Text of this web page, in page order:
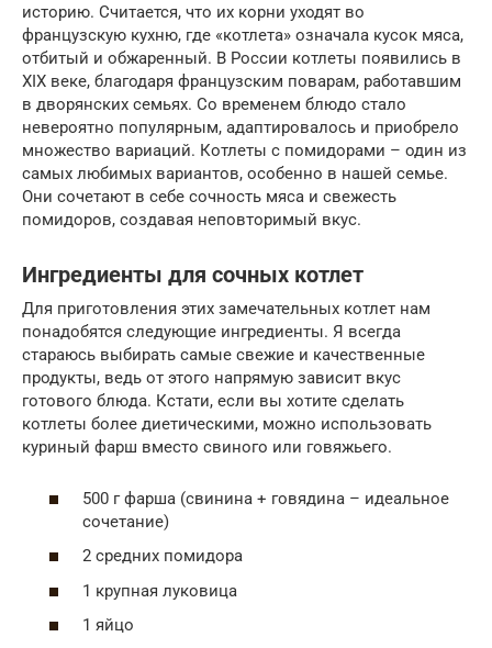
историю. Считается, что их корни уходят во
французскую кухню, где «котлета» означала кусок мяса,
отбитый и обжаренный. В России котлеты появились в
XIX веке, благодаря французским поварам, работавшим
в дворянских семьях. Со временем блюдо стало
невероятно популярным, адаптировалось и приобрело
множество вариаций. Котлеты с помидорами – один из
самых любимых вариантов, особенно в нашей семье.
Они сочетают в себе сочность мяса и свежесть
помидоров, создавая неповторимый вкус.
Ингредиенты для сочных котлет
Для приготовления этих замечательных котлет нам
понадобятся следующие ингредиенты. Я всегда
стараюсь выбирать самые свежие и качественные
продукты, ведь от этого напрямую зависит вкус
готового блюда. Кстати, если вы хотите сделать
котлеты более диетическими, можно использовать
куриный фарш вместо свиного или говяжьего.
500 г фарша (свинина + говядина – идеальное
сочетание)
2 средних помидора
1 крупная луковица
1 яйцо